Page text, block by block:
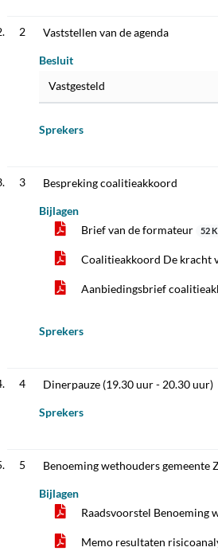
2 Vaststellen van de agenda
Besluit
Vastgesteld
Sprekers
3 Bespreking coalitieakkoord
Bijlagen
Brief van de formateur
52
Coalitieakkoord De kracht
Aanbiedingsbrief
Sprekers
4 Dinerpauze (19.30 uur - 20.30 uur)
Sprekers
5 Benoeming wethouders gemeente
Bijlagen
Raadsvoorstel Benoeming
Memo resultaten